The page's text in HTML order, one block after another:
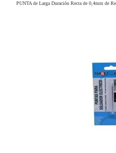
PUNTA de Larga Duración Recta de 0,4mm de